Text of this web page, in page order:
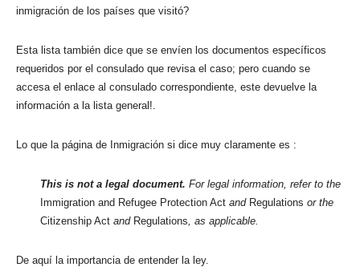
inmigración de los países que visitó?
Esta lista también dice que se envíen los documentos específicos
requeridos por el consulado que revisa el caso; pero cuando se
accesa el enlace al consulado correspondiente, este devuelve la
información a la lista general!.
Lo que la página de Inmigración si dice muy claramente es :
This is not a legal document. For legal information, refer to the
Immigration and Refugee Protection Act and Regulations or the
Citizenship Act and Regulations, as applicable.
De aquí la importancia de entender la ley.